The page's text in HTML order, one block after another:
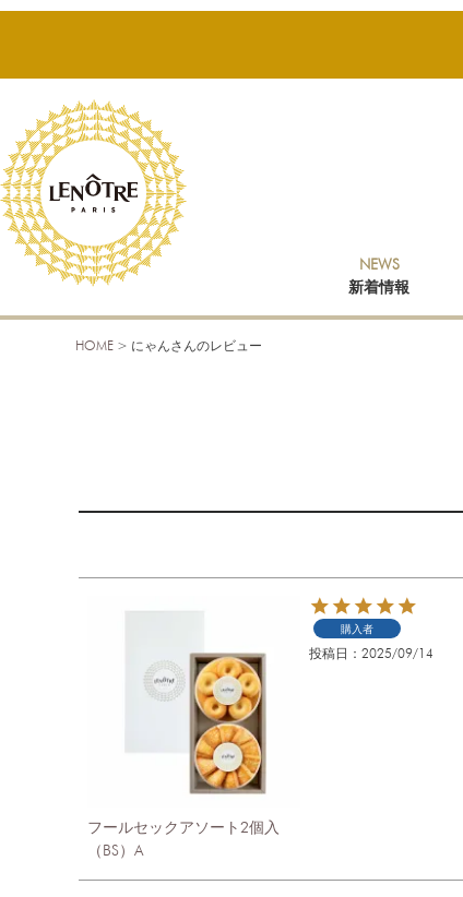
NEWS
新着情報
HOME にゃんさんのレビュー
フールセックアソート2個入
（BS）A
購入者
投稿日 2025/09/14